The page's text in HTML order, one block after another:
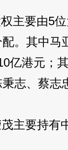
主要由5
。其中马
亿港元；
志、蔡志
主要持有